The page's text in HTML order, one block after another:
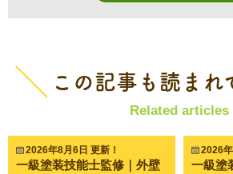
この記事も読まれ
Related articles
2026年8月6日 更新！
一級塗装技能士監修｜外壁
2026
一級塗